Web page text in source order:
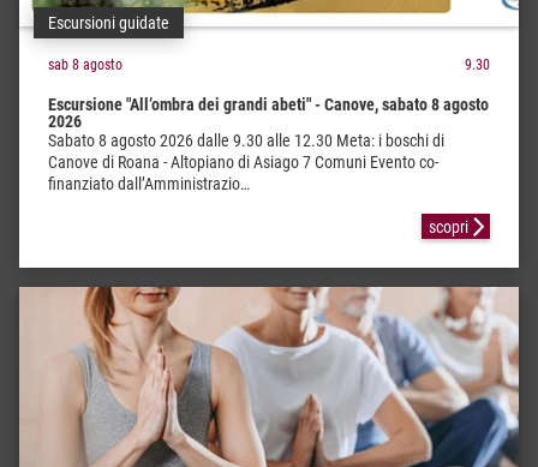
Escursioni guidate
sab 8 agosto 9.30
Escursione "All’ombra dei grandi abeti" - Canove, sabato 8 agosto
2026
Sabato 8 agosto 2026 dalle 9.30 alle 12.30 Meta: i boschi di
Canove di Roana - Altopiano di Asiago 7 Comuni Evento co-
finanziato dall’Amministrazio…
scopri